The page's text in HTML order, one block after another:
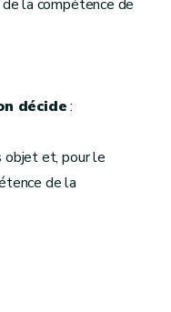
la compétence de
décide:
objet et, pour le
de la